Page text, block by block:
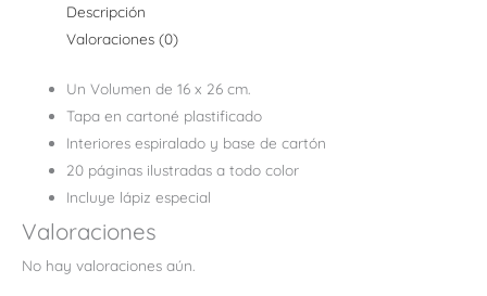
Descripción
Valoraciones (0)
Un Volumen de 16 x 26 cm.
Tapa en cartoné plastificado
Interiores espiralado y base de cartón
20 páginas ilustradas a todo color
Incluye lápiz especial
Valoraciones
No hay valoraciones aún.